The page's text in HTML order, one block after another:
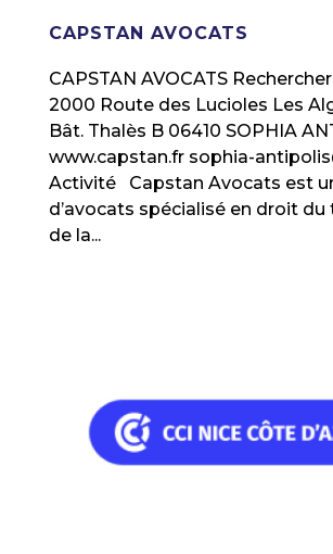
CAPSTAN AVOCATS
CAPSTAN AVOCATS
2000 Route des Lucioles Les
Bât. Thalès B 06410 SOPHIA
www.capstan.fr sophia-
Activité Capstan Avocats est
d’avocats spécialisé en droit du
de la...